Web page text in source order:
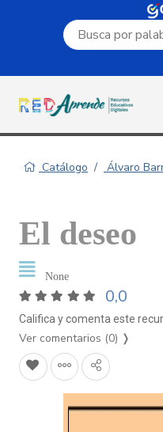
Campo de
Catálogo Álvaro
El deseo
None
0,0
Califica y comenta este
Ver comentarios (0) ❭